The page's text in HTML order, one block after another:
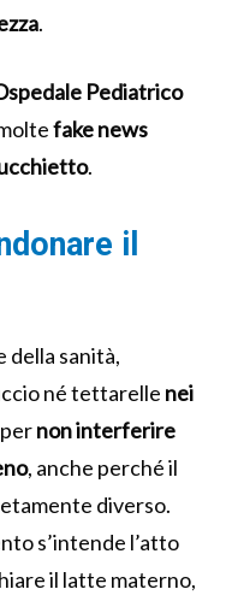
.
Pediatrico
fakenews
.
il
della sanità,
né tettarelle nei
non interferire
, anche perché il
diverso.
s’intende l’atto
il latte materno,